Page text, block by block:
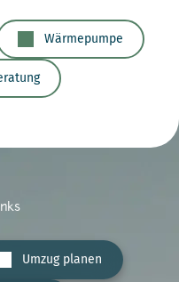
Wärmepumpe
Umzug planen